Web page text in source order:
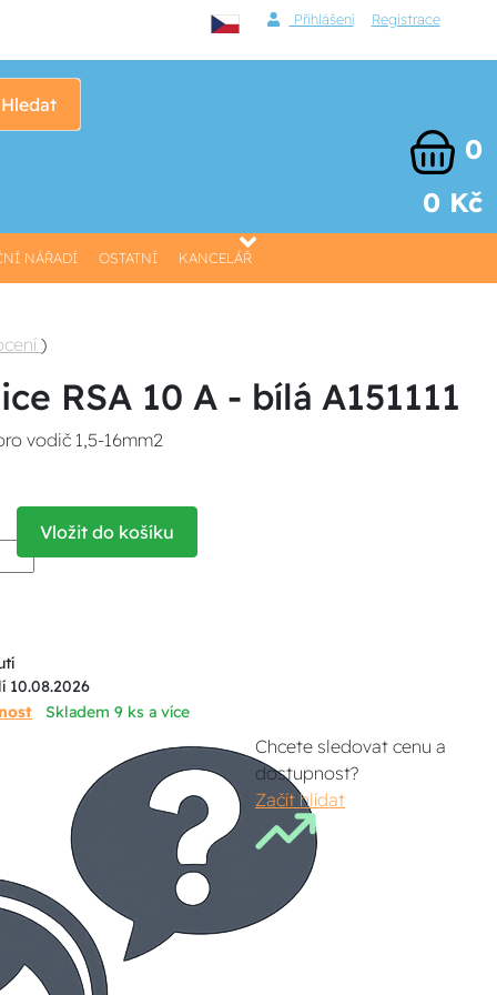
Přihlášení Registrace
Hledat
0
0 Kč
NÁŘADÍ OSTATNÍ KANCELÁŘ
)
RSA 10 A - bílá A151111
vodič 1,5-16mm2
Vložit do košíku
10.08.2026
Skladem 9 ks a více
Chcete sledovat cenu a
dostupnost?
Začít hlídat